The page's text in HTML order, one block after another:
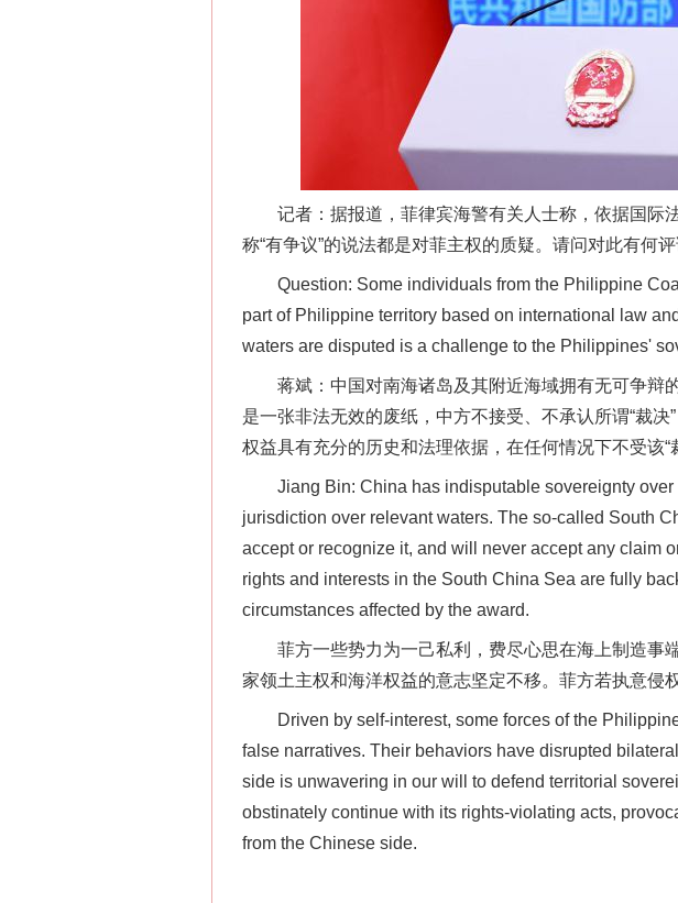
记者：据报道，菲律宾海警有关人士称，依据国际法
称“有争议”的说法都是对菲主权的质疑。请问对此有何评
Question: Some individuals from the Philippine
part of Philippine territory based on international law
waters are disputed is a challenge to the Philippines'
蒋斌：中国对南海诸岛及其附近海域拥有无可争辩的
是一张非法无效的废纸，中方不接受、不承认所谓“裁
权益具有充分的历史和法理依据，在任何情况下不受该“
Jiang Bin: China has indisputable sovereignty over
jurisdiction over relevant waters. The so-called South
accept or recognize it, and will never accept any claim
rights and interests in the South China Sea are fully
circumstances affected by the award.
菲方一些势力为一己私利，费尽心思在海上制造事
家领土主权和海洋权益的意志坚定不移。菲方若执意侵
Driven by self-interest, some forces of the Philippine
false narratives. Their behaviors have disrupted
side is unwavering in our will to defend territorial
obstinately continue with its rights-violating acts,
from the Chinese side.
网上购药对药下症？
这是一记警钟！
在谋一域中谋全局